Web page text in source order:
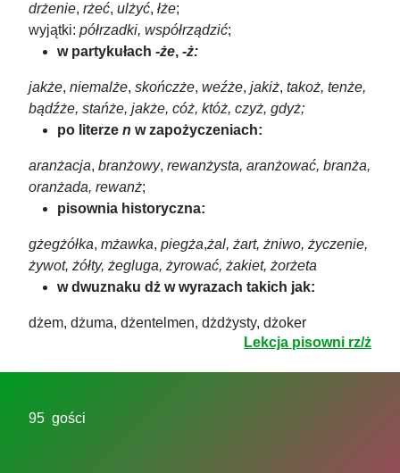
drżenie, rżeć, ulżyć, łże;
wyjątki: półrzadki, współrządzić;
w partykułach -że, -ż:
jakże, niemalże, skończże, weźże, jakiż, takoż, tenże,
bądźże, stańże, jakże, cóż, któż, czyż, gdyż;
po literze n w zapożyczeniach:
aranżacja, branżowy, rewanżysta, aranżować, branża,
oranżada, rewanż;
pisownia historyczna:
gżegżółka, mżawka, piegża,żal, żart, żniwo, życzenie,
żywot, żółty, żegluga, żyrować, żakiet, żorżeta
w dwuznaku dż w wyrazach takich jak:
dżem, dżuma, dżentelmen, dżdżysty, dżoker
Lekcja pisowni rz/ż
95 gości